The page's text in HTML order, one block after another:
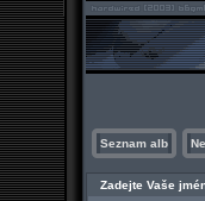
Seznam alb
Zadejte Vaše